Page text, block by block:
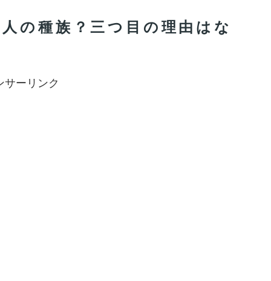
の種族？三つ目の理由はな
サーリンク